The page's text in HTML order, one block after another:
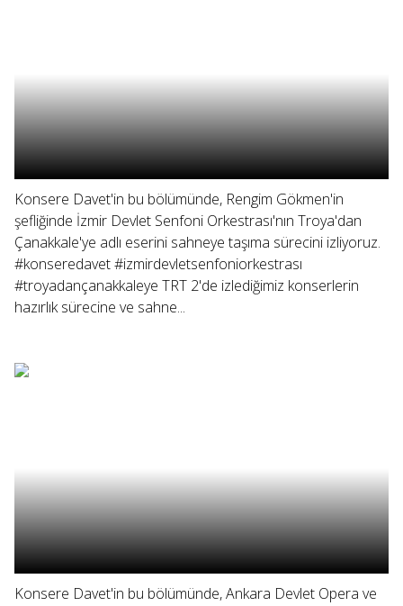
Konsere Davet'in bu bölümünde, Rengim Gökmen'in
şefliğinde İzmir Devlet Senfoni Orkestrası'nın Troya'dan
Çanakkale'ye adlı eserini sahneye taşıma sürecini izliyoruz.
#konseredavet #izmirdevletsenfoniorkestrası
#troyadançanakkaleye TRT 2'de izlediğimiz konserlerin
hazırlık sürecine ve sahne...
Konsere Davet'in bu bölümünde, Ankara Devlet Opera ve